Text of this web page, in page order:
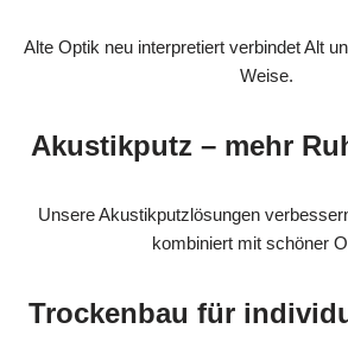
Alte Optik neu interpretiert verbindet Alt
Weise.
Akustikputz – mehr
Unsere Akustikputzlösungen
kombiniert mit schöner
Trockenbau für